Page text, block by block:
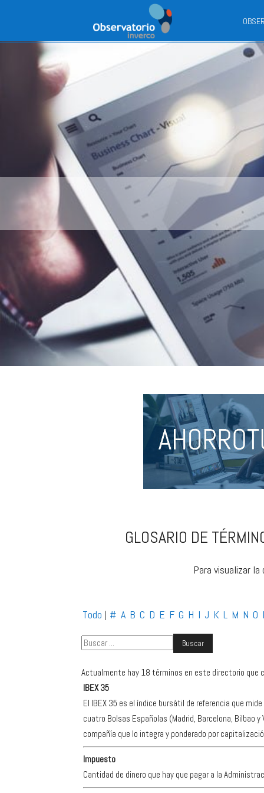
Observatorio
Inverco
GLOSARIO DE
Para visualizar
Todo | # A B C D E F G H I J K L M N O
Actualmente hay 18 términos en este directorio que
IBEX 35
El IBEX 35 es el índice bursátil de referencia que
cuatro Bolsas Españolas (Madrid, Barcelona, Bilbao
compañía que lo integra y ponderado por
Impuesto
Cantidad de dinero que hay que pagar a la